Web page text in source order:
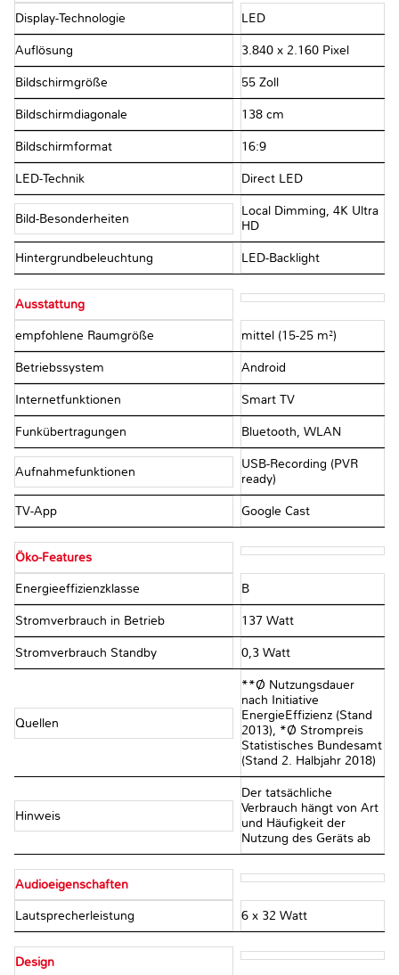
Display-Technologie LED
Auflösung 3.840 x 2.160 Pixel
Bildschirmgröße 55 Zoll
Bildschirmdiagonale 138 cm
Bildschirmformat 16:9
LED-Technik Direct LED
Bild-Besonderheiten
Local Dimming, 4K Ultra
HD
Hintergrundbeleuchtung LED-Backlight
Ausstattung
empfohlene Raumgröße mittel (15-25 m²)
Betriebssystem Android
Internetfunktionen Smart TV
Funkübertragungen Bluetooth, WLAN
Aufnahmefunktionen
USB-Recording (PVR
ready)
TV-App Google Cast
Öko-Features
Energieeffizienzklasse B
Stromverbrauch in Betrieb 137 Watt
Stromverbrauch Standby 0,3 Watt
Quellen
**Ø Nutzungsdauer
nach Initiative
EnergieEffizienz (Stand
2013), *Ø Strompreis
Statistisches Bundesamt
(Stand 2. Halbjahr 2018)
Hinweis
Der tatsächliche
Verbrauch hängt von Art
und Häufigkeit der
Nutzung des Geräts ab
Audioeigenschaften
Lautsprecherleistung 6 x 32 Watt
Design